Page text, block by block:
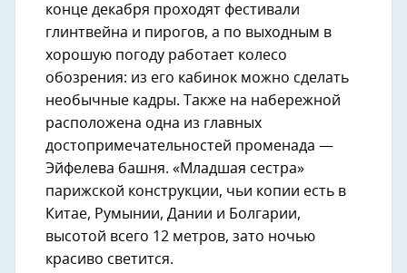
конце декабря проходят фестивали
глинтвейна и пирогов, а по выходным в
хорошую погоду работает колесо
обозрения: из его кабинок можно сделать
необычные кадры. Также на набережной
расположена одна из главных
достопримечательностей променада —
Эйфелева башня. «Младшая сестра»
парижской конструкции, чьи копии есть в
Китае, Румынии, Дании и Болгарии,
высотой всего 12 метров, зато ночью
красиво светится.